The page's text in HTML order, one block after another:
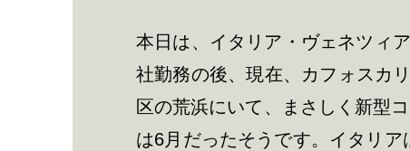
本日は、イタリア・ヴェネツィ
社勤務の後、現在、カフォスカ
区の荒浜にいて、まさしく新型
は6月だったそうです。イタリ